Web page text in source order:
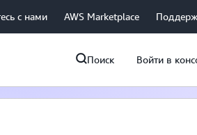
с нами AWS Marketplace
Поиск Войти в